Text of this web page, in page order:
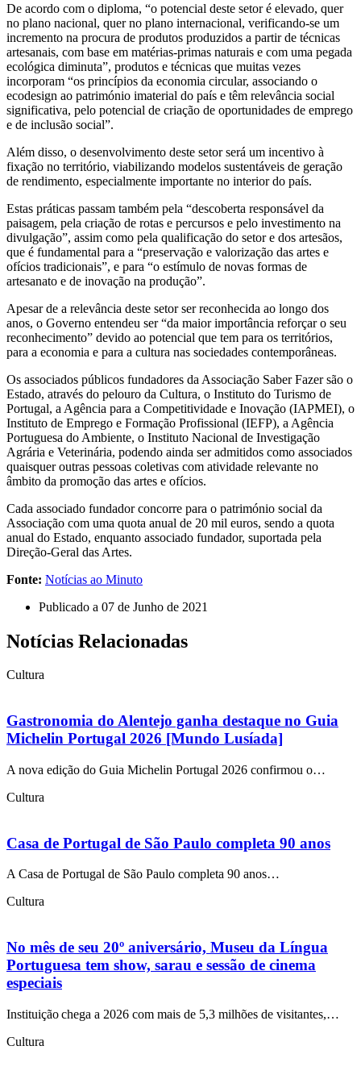
De acordo com o diploma, “o potencial deste setor é elevado, quer
no plano nacional, quer no plano internacional, verificando-se um
incremento na procura de produtos produzidos a partir de técnicas
artesanais, com base em matérias-primas naturais e com uma pegada
ecológica diminuta”, produtos e técnicas que muitas vezes
incorporam “os princípios da economia circular, associando o
ecodesign ao património imaterial do país e têm relevância social
significativa, pelo potencial de criação de oportunidades de emprego
e de inclusão social”.
Além disso, o desenvolvimento deste setor será um incentivo à
fixação no território, viabilizando modelos sustentáveis de geração
de rendimento, especialmente importante no interior do país.
Estas práticas passam também pela “descoberta responsável da
paisagem, pela criação de rotas e percursos e pelo investimento na
divulgação”, assim como pela qualificação do setor e dos artesãos,
que é fundamental para a “preservação e valorização das artes e
ofícios tradicionais”, e para “o estímulo de novas formas de
artesanato e de inovação na produção”.
Apesar de a relevância deste setor ser reconhecida ao longo dos
anos, o Governo entendeu ser “da maior importância reforçar o seu
reconhecimento” devido ao potencial que tem para os territórios,
para a economia e para a cultura nas sociedades contemporâneas.
Os associados públicos fundadores da Associação Saber Fazer são o
Estado, através do pelouro da Cultura, o Instituto do Turismo de
Portugal, a Agência para a Competitividade e Inovação (IAPMEI), o
Instituto de Emprego e Formação Profissional (IEFP), a Agência
Portuguesa do Ambiente, o Instituto Nacional de Investigação
Agrária e Veterinária, podendo ainda ser admitidos como associados
quaisquer outras pessoas coletivas com atividade relevante no
âmbito da promoção das artes e ofícios.
Cada associado fundador concorre para o património social da
Associação com uma quota anual de 20 mil euros, sendo a quota
anual do Estado, enquanto associado fundador, suportada pela
Direção-Geral das Artes.
Fonte: Notícias ao Minuto
Publicado a 07 de Junho de 2021
Notícias Relacionadas
Cultura
Gastronomia do Alentejo ganha destaque no Guia
Michelin Portugal 2026 [Mundo Lusíada]
A nova edição do Guia Michelin Portugal 2026 confirmou o…
Cultura
Casa de Portugal de São Paulo completa 90 anos
A Casa de Portugal de São Paulo completa 90 anos…
Cultura
No mês de seu 20º aniversário, Museu da Língua
Portuguesa tem show, sarau e sessão de cinema
especiais
Instituição chega a 2026 com mais de 5,3 milhões de visitantes,…
Cultura